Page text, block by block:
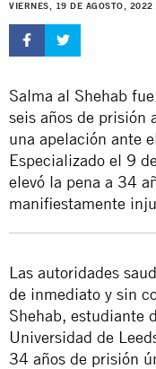
VIERNES, 19 DE AGOSTO, 2022
Salma al Shehab
seis años de prisión
una apelación ante
Especializado el 9
elevó la pena a 34
manifiestamente
Las autoridades
de inmediato y sin
Shehab, estudiante
Universidad de
34 años de prisión